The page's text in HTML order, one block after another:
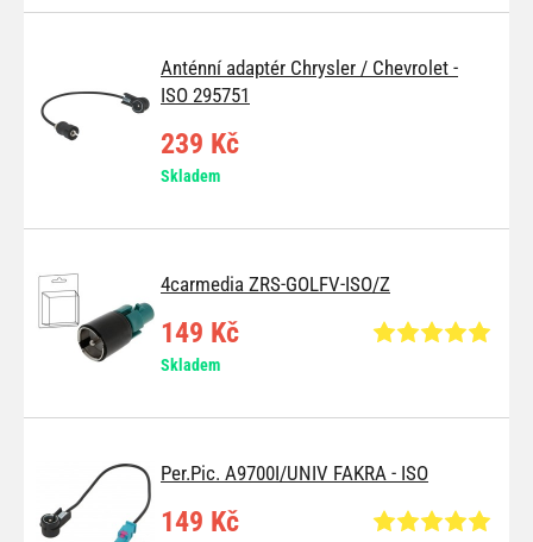
Anténní adaptér Chrysler / Chevrolet -
ISO 295751
239 Kč
Skladem
4carmedia ZRS-GOLFV-ISO/Z
149 Kč
Skladem
Per.Pic. A9700I/UNIV FAKRA - ISO
149 Kč